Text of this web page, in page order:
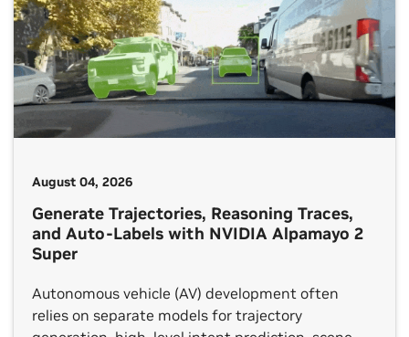
August 04, 2026
Generate Trajectories, Reasoning Traces,
and Auto-Labels with NVIDIA Alpamayo 2
Super
Autonomous vehicle (AV) development often
relies on separate models for trajectory